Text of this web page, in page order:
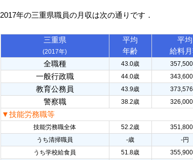
2017年の三重県職員の月収は次の通りです．
三重県
(2017年)
平均
年齢
平均
給料
全職種
43.0歳
一般行政職 44.0歳
教育公務員 43.9歳
警察職 38.2歳
▼技能労務職等
技能労務職全体 52.2歳
うち清掃職員
-歳 -円
うち学校給食員
51.8歳